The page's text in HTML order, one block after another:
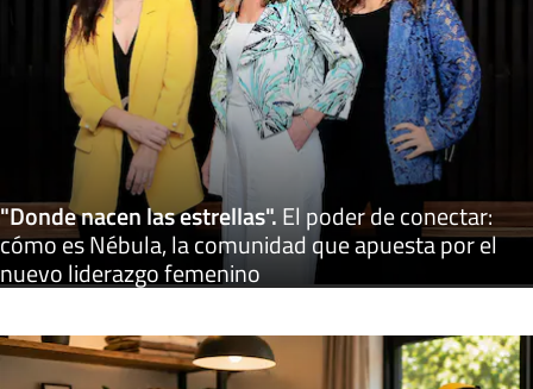
"Donde nacen las estrellas".El poder de conectar:
cómo es Nébula, la comunidad que apuesta por el
nuevo liderazgo femenino